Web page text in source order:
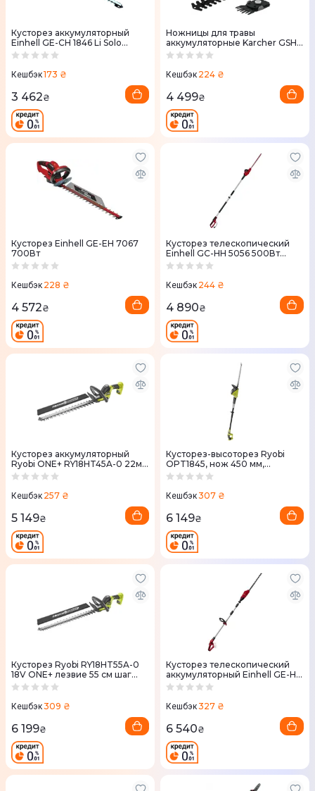
Кусторез аккумуляторный
Einhell GE-CH 1846 Li Solo
(3410642)
Кешбэк173 ₴
3 462₴
Ножницы для травы
аккумуляторные Karcher GSH
4-4 Plus Battery Se
Кешбэк 224 ₴
4 499₴
Кусторез Einhell GE-EH 7067
700Вт
Кешбэк 228 ₴
4 572₴
Кусторез телескопический
Einhell GC-HH 5056 500Вт
(3403870)
Кешбэк 244 ₴
4 890₴
Кусторез аккумуляторный
Ryobi ONE+ RY18HT45A-0 22мм
(без АКБ и ЗУ) 5133005380
Кешбэк 257 ₴
5 149₴
Кусторез-высоторез Ryobi
OPT1845, нож 450 мм,
аккумуляторный (без АКБ и
Кешбэк307 ₴
6 149₴
Кусторез Ryobi RY18HT55A-0
18V ONE+ лезвие 55 см шаг
реза 24 мм (без АКБ и ЗУ)
Кешбэк309 ₴
6 199₴
Кусторез телескопический
аккумуляторный Einhell GE-HH
18/45 Li T - Solo 18V 450мм без
Кешбэк327 ₴
6 540₴